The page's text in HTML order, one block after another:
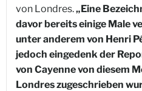
von Londres.„Eine
davor bereits einige Male
unter anderem von Henri
jedoch eingedenk der
von Cayenne von diesem
Londres zugeschrieben